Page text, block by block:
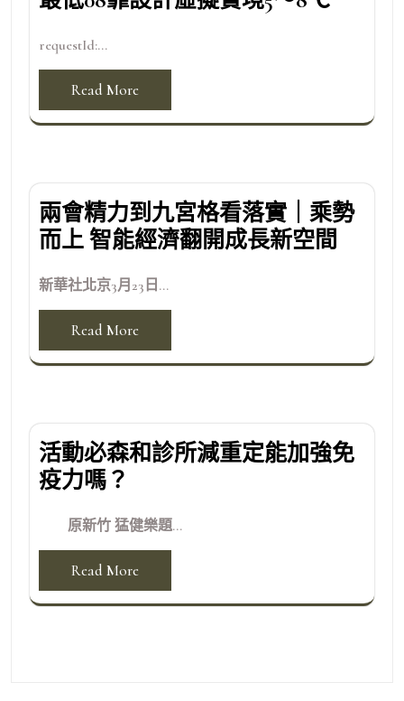
requestId:...
Read More
兩會精力到九宮格看落實｜乘勢
而上 智能經濟翻開成長新空間
新華社北京3月23日...
Read More
活動必森和診所減重定能加強免
疫力嗎？
原新竹 猛健樂題...
Read More